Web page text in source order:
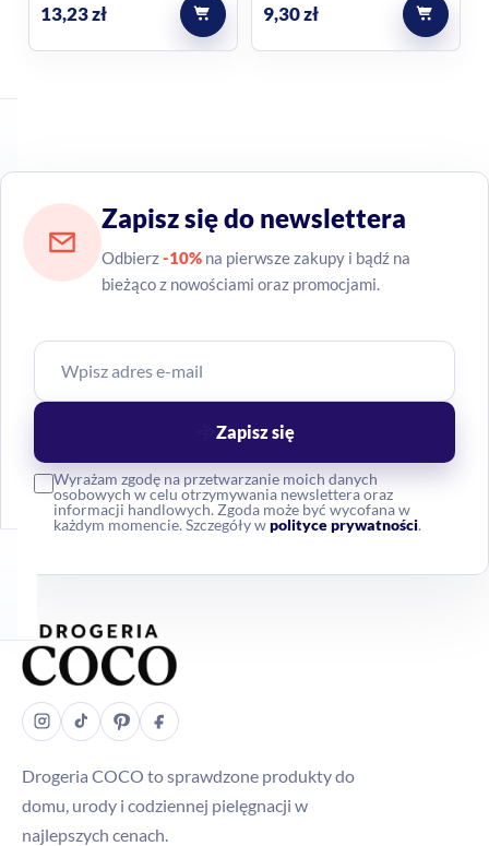
13,23zł 9,30zł
Zapisz się do newslettera
Odbierz-10% na pierwsze zakupy i bądź na
bieżąco z nowościami oraz promocjami.
Wyrażam zgodę na przetwarzanie moich danych
osobowych w celu otrzymywania newslettera oraz
informacji handlowych. Zgoda może być wycofana w
każdym momencie. Szczegóły wpolityce prywatności.
Zapisz się
Drogeria COCO to sprawdzone produkty do
domu, urody i codziennej pielęgnacji w
najlepszych cenach.